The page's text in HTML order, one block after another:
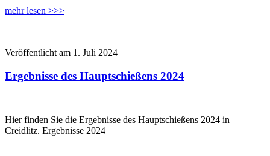
mehr lesen >>>
Veröffentlicht am 1. Juli 2024
Ergebnisse des Hauptschießens 2024
Hier finden Sie die Ergebnisse des Hauptschießens 2024 in
Creidlitz. Ergebnisse 2024